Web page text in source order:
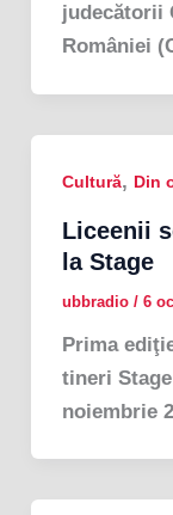
judecătorii
României
Cultură, Din
Liceenii
la Stage
ubbradio / 6
Prima
tineri
noiembrie